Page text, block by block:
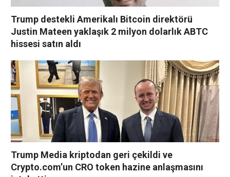
Trump destekli Amerikalı Bitcoin direktörü
Justin Mateen yaklaşık 2 milyon dolarlık ABTC
hissesi satın aldı
Trump Media kriptodan geri çekildi ve
Crypto.com’un CRO token hazine anlaşmasını